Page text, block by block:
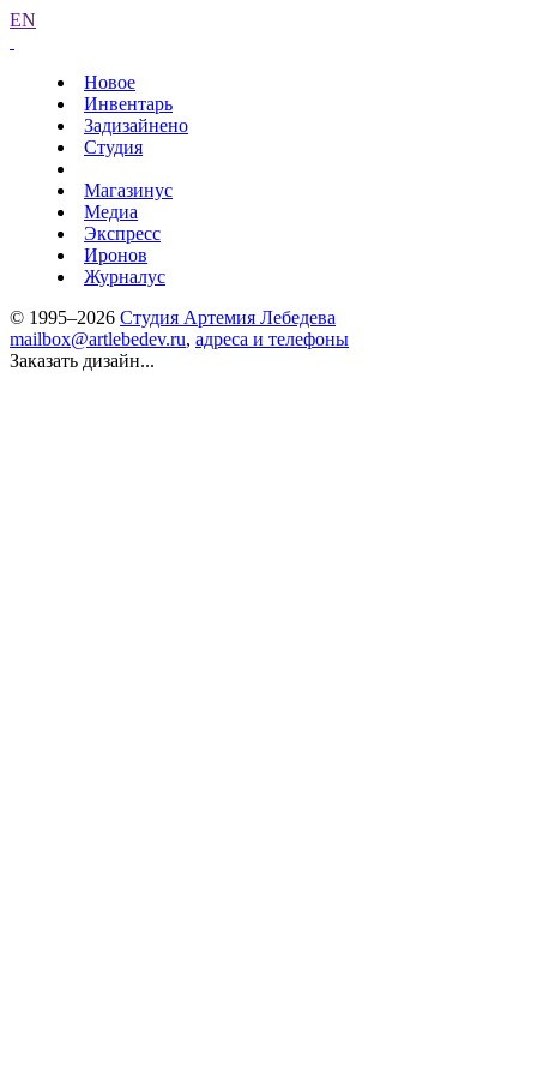
EN
Новое
Инвентарь
Задизайнено
Студия
Магазинус
Медиа
Экспресс
Иронов
Журналус
© 1995–2026 Студия Артемия Лебедева
mailbox@artlebedev.ru, адреса и телефоны
Заказать дизайн...